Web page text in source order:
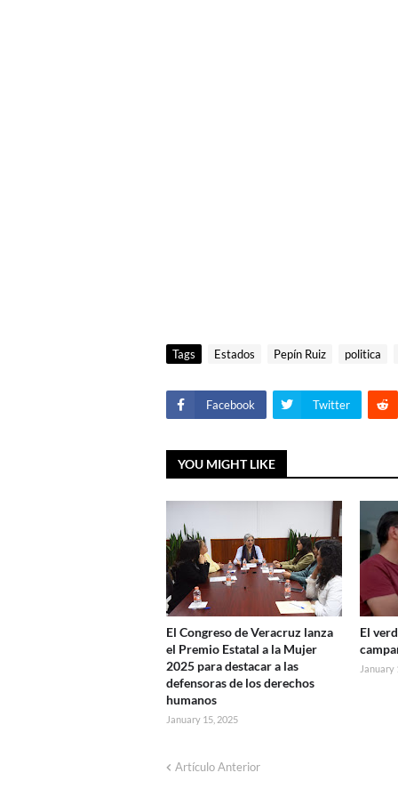
Tags Estados Pepín Ruiz politica
Facebook Twitter
YOU MIGHT LIKE
El Congreso de Veracruz lanza
el Premio Estatal a la Mujer
2025 para destacar a las
defensoras de los derechos
humanos
January 15, 2025
El
January
Artículo Anterior